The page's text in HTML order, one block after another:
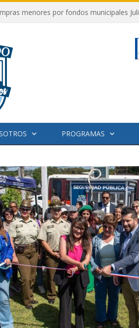
menores por fondos municipales
PROGRAMAS